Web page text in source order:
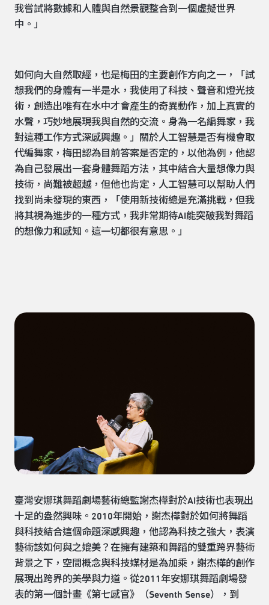
我嘗試將數據和人體與自然景觀整合到一個虛擬世界
中。」
如何向大自然取經，也是梅田的主要創作方向之一，「試
想我們的身體有一半是水，我使用了科技、聲音和燈光技
術，創造出唯有在水中才會產生的奇異動作，加上真實的
水聲，巧妙地展現我與自然的交流。身為一名編舞家，我
對這種工作方式深感興趣。」關於人工智慧是否有機會取
代編舞家，梅田認為目前答案是否定的，以他為例，他認
為自己發展出一套身體舞蹈方法，其中結合大量想像力與
技術，尚難被超越，但他也肯定，人工智慧可以幫助人們
找到尚未發現的東西，「使用新技術總是充滿挑戰，但我
將其視為進步的一種方式，我非常期待AI能突破我對舞蹈
的想像力和感知。這一切都很有意思。」
臺灣安娜琪舞蹈劇場藝術總監謝杰樺對於AI技術也表現出
十足的盎然興味。2010年開始，謝杰樺對於如何將舞蹈
與科技結合這個命題深感興趣，他認為科技之強大，表演
藝術該如何與之媲美？在擁有建築和舞蹈的雙重跨界藝術
背景之下，空間概念與科技媒材是為加乘，謝杰樺的創作
展現出跨界的美學與力道。從2011年安娜琪舞蹈劇場發
表的第一個計畫《第七感官》（Seventh Sense），到